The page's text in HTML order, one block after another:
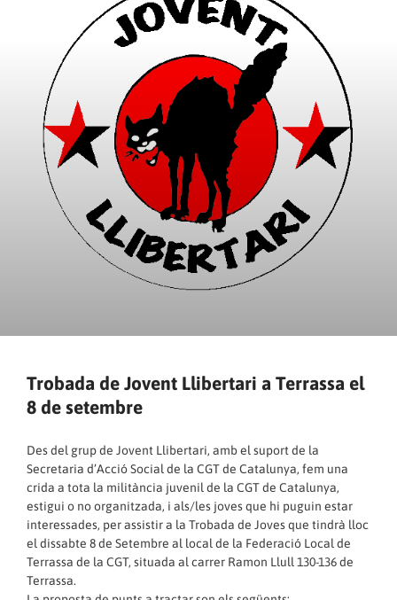
Trobada de Jovent Llibertari a Terrassa el
8 de setembre
Des del grup de Jovent Llibertari, amb el suport de la
Secretaria d’Acció Social de la CGT de Catalunya, fem una
crida a tota la militància juvenil de la CGT de Catalunya,
estigui o no organitzada, i als/les joves que hi puguin estar
interessades, per assistir a la Trobada de Joves que tindrà lloc
el dissabte 8 de Setembre al local de la Federació Local de
Terrassa de la CGT, situada al carrer Ramon Llull 130-136 de
Terrassa.